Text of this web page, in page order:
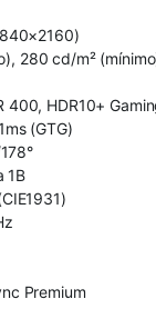
280 cd/m²
400, HDR10+
(GTG)
1B
Premium